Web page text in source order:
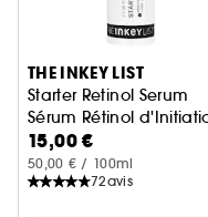
et la protéger contre
environnementales.
croissance
qui soutient
THE INKEY LIST
Starter Retinol Serum
Sérum Rétinol
15,00 €
50,00 € / 100ml
72avis